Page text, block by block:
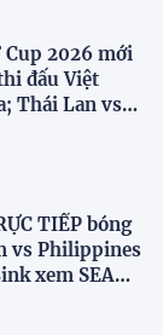
Cup 2026 mới
đấu Việt
Thái Lan vs
TIẾP bóng
vs Philippines
xem SEA